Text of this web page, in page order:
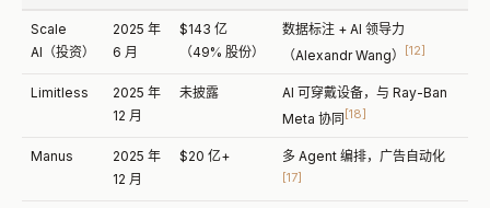
Scale
AI（投资）
2025 年
6 月
$143 亿
（49% 股份）
数据标注 + AI 领导力
（Alexandr Wang）
[12]
Limitless
2025 年
12 月
未披露
AI 可穿戴设备，与 Ray-Ban
Meta 协同 [18]
Manus
2025 年
12 月
$20 亿+ 多 Agent 编排，广告自动化
[17]